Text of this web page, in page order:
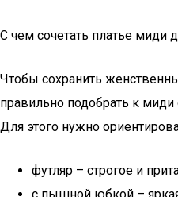
С чем сочетать платье миди
Чтобы сохранить
правильно подобрать к
Для этого нужно
футляр – строгое и